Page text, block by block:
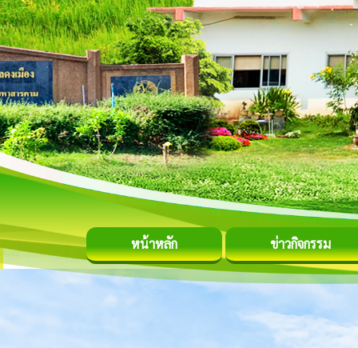
หน้าหลัก ข่าวกิจกรรม